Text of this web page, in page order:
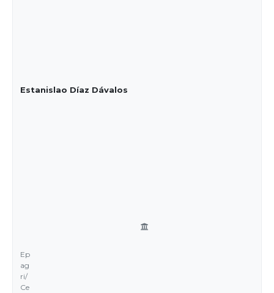
Estanislao Díaz Dávalos
Ep
ag
ri/
Ce